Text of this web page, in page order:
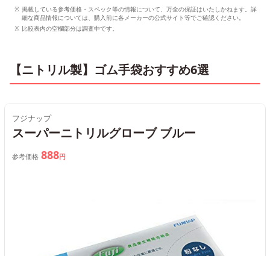
掲載している参考価格・スペック等の情報について、万全の保証はいたしかねます。詳
細な商品情報については、購入前に各メーカーの公式サイト等でご確認ください。
比較表内の空欄部分は調査中です。
【ニトリル製】ゴム手袋おすすめ6選
フジナップ
スーパーニトリルグローブ ブルー
参考価格 888円